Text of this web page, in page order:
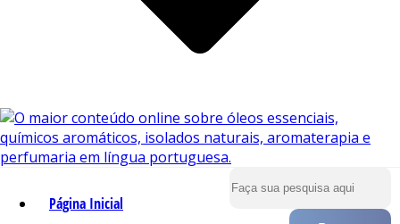
Página Inicial